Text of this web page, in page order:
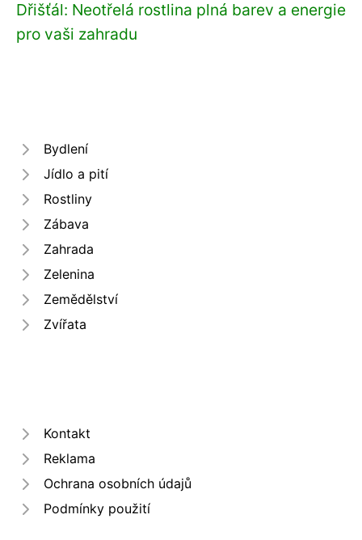
Dřišťál: Neotřelá rostlina plná barev a energie
pro vaši zahradu
Bydlení
Jídlo a pití
Rostliny
Zábava
Zahrada
Zelenina
Zemědělství
Zvířata
Kontakt
Reklama
Ochrana osobních údajů
Podmínky použití